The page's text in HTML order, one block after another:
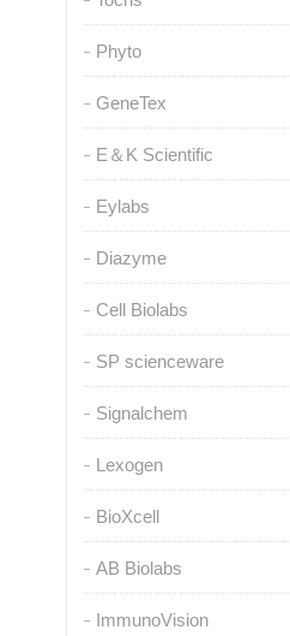
Phyto
GeneTex
E＆K Scientific
Eylabs
Diazyme
Cell Biolabs
SP scienceware
Signalchem
Lexogen
BioXcell
AB Biolabs
ImmunoVision